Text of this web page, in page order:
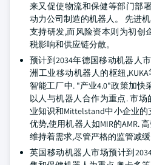
来又促使物流和保健等部门部
动力公司制造的机器人。 先进
支持研发,而风险资本则为初创
税影响和供应链分散。
预计到2034年德国移动机器人
洲工业移动机器人的枢纽
智能工厂中. "产业4.0"政策加快
以人与机器人合作为重点. 市
业知识和Mittelstand中小企业
优势,使用机器人如MIR的AMR.
维持着需求,尽管严格的监管减
英国移动机器人市场预计到